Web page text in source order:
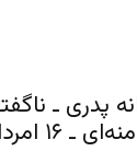
پدری ـ
/ ۷ آگوست